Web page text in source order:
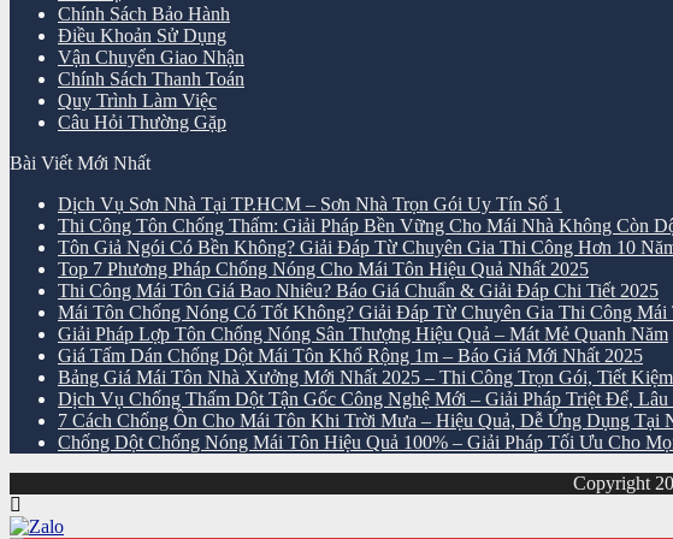
Chính Sách Bảo Hành
Điều Khoản Sử Dụng
Vận Chuyển Giao Nhận
Chính Sách Thanh Toán
Quy Trình Làm Việc
Câu Hỏi Thường Gặp
Bài Viết Mới Nhất
Dịch Vụ Sơn Nhà Tại TP.HCM – Sơn Nhà Trọn Gói Uy Tín Số 1
Thi Công Tôn Chống Thấm: Giải Pháp Bền Vững Cho Mái Nhà Không Còn
Tôn Giả Ngói Có Bền Không? Giải Đáp Từ Chuyên Gia Thi Công Hơn 10
Top 7 Phương Pháp Chống Nóng Cho Mái Tôn Hiệu Quả Nhất 2025
Thi Công Mái Tôn Giá Bao Nhiêu? Báo Giá Chuẩn & Giải Đáp Chi Tiết 2025
Mái Tôn Chống Nóng Có Tốt Không? Giải Đáp Từ Chuyên Gia Thi Công Mái
Giải Pháp Lợp Tôn Chống Nóng Sân Thượng Hiệu Quả – Mát Mẻ Quanh Năm
Giá Tấm Dán Chống Dột Mái Tôn Khổ Rộng 1m – Báo Giá Mới Nhất 2025
Bảng Giá Mái Tôn Nhà Xưởng Mới Nhất 2025 – Thi Công Trọn Gói, Tiết
Dịch Vụ Chống Thấm Dột Tận Gốc Công Nghệ Mới – Giải Pháp Triệt Để,
7 Cách Chống Ồn Cho Mái Tôn Khi Trời Mưa – Hiệu Quả, Dễ Ứng Dụng Tại
Chống Dột Chống Nóng Mái Tôn Hiệu Quả 100% – Giải Pháp Tối Ưu Cho
Copyright